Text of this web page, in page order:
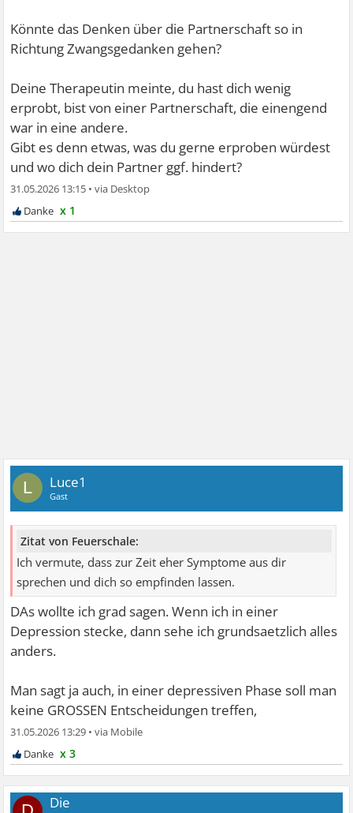
Könnte das Denken über die Partnerschaft so in
Richtung Zwangsgedanken gehen?
Deine Therapeutin meinte, du hast dich wenig
erprobt, bist von einer Partnerschaft, die einengend
war in eine andere.
Gibt es denn etwas, was du gerne erproben würdest
und wo dich dein Partner ggf. hindert?
31.05.2026 13:15 •
x 1
L Luce1
Gast
Zitat von Feuerschale:
Ich vermute, dass zur Zeit eher Symptome aus dir
sprechen und dich so empfinden lassen.
DAs wollte ich grad sagen. Wenn ich in einer
Depression stecke, dann sehe ich grundsaetzlich alles
anders.
Man sagt ja auch, in einer depressiven Phase soll man
keine GROSSEN Entscheidungen treffen,
31.05.2026 13:29 •
x 3
Die